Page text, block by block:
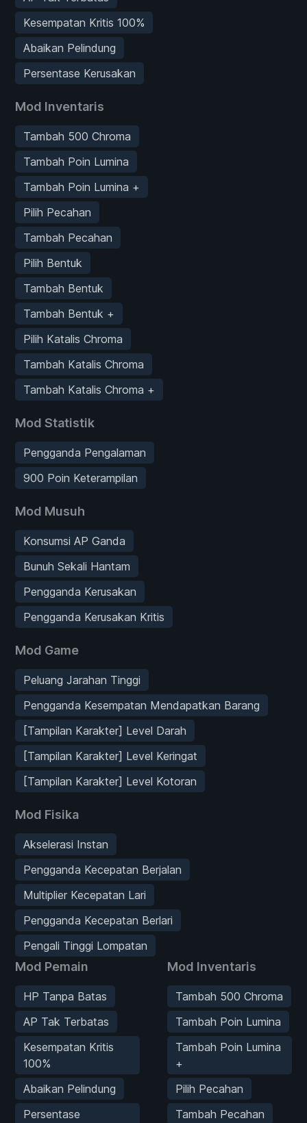
Kesempatan Kritis 100%
Abaikan Pelindung
Persentase Kerusakan
Mod Inventaris
Tambah 500 Chroma
Tambah Poin Lumina
Tambah Poin Lumina +
Pilih Pecahan
Tambah Pecahan
Pilih Bentuk
Tambah Bentuk
Tambah Bentuk +
Pilih Katalis Chroma
Tambah Katalis Chroma
Tambah Katalis Chroma +
Mod Statistik
Pengganda Pengalaman
900 Poin Keterampilan
Mod Musuh
Konsumsi AP Ganda
Bunuh Sekali Hantam
Pengganda Kerusakan
Pengganda Kerusakan Kritis
Mod Game
Peluang Jarahan Tinggi
Pengganda Kesempatan Mendapatkan Barang
[Tampilan Karakter] Level Darah
[Tampilan Karakter] Level Keringat
[Tampilan Karakter] Level Kotoran
Mod Fisika
Akselerasi Instan
Pengganda Kecepatan Berjalan
Multiplier Kecepatan Lari
Pengganda Kecepatan Berlari
Pengali Tinggi Lompatan
Mod Pemain
HP Tanpa Batas
AP Tak Terbatas
Kesempatan Kritis
100%
Abaikan Pelindung
Persentase
Mod Inventaris
Tambah 500 Chroma
Tambah Poin Lumina
Tambah Poin Lumina
+
Pilih Pecahan
Tambah Pecahan